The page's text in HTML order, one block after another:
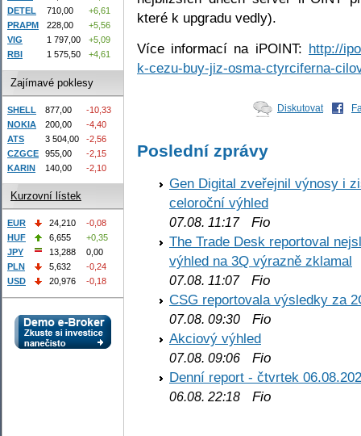
které k upgradu vedly).
Více informací na iPOINT: http://
k-cezu-buy-jiz-osma-ctyrciferna-
Diskutovat
Poslední zprávy
Gen Digital zveřejnil výnosy i
celoroční výhled
07.08. 11:17Fio
The Trade Desk reportoval
výhled na 3Q výrazně zklamal
07.08. 11:07Fio
CSG reportovala výsledky za
07.08. 09:30 Fio
Akciový výhled
07.08. 09:06 Fio
Denní report - čtvrtek
06.08. 22:18 Fio
DETEL
710,00
+6,61
PRAPM
228,00
+5,56
VIG
1 797,00
+5,09
RBI
1 575,50 +4,61
Zajímavé poklesy
SHELL 877,00
-10,33
NOKIA
200,00
-4,40
ATS
3 504,00
-2,56
CZGCE
955,00
-2,15
KARIN
140,00 -2,10
Kurzovní lístek
EUR 24,210
-0,08
HUF
6,655
+0,35
JPY
13,288
0,00
PLN
5,632
-0,24
USD
20,976 -0,18